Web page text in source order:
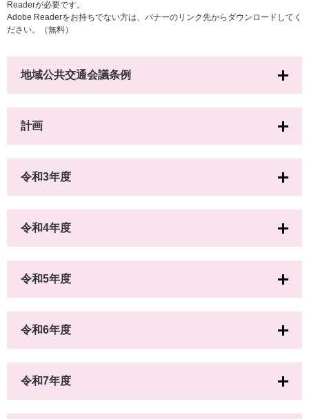
Readerが必要です。
Adobe Readerをお持ちでない方は、バナーのリンク先からダウンロードしてく
ださい。（無料）
地域公共交通会議条例
計画
令和3年度
令和4年度
令和5年度
令和6年度
令和7年度